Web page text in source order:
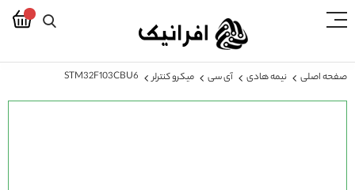
صفحه اصلی نیمه هادی آی سی میکرو کنترلر
STM32F103CBU6
رفتن